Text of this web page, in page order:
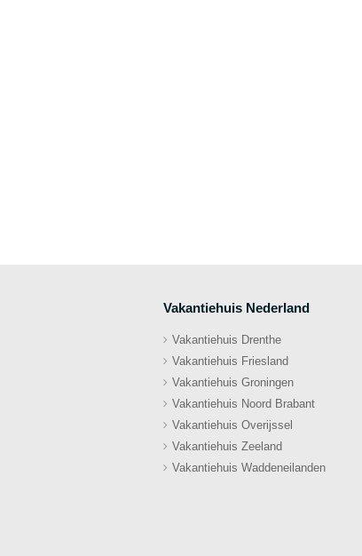
Vakantiehuis Nederland
Vakantiehuis Drenthe
Vakantiehuis Friesland
Vakantiehuis Groningen
Vakantiehuis Noord Brabant
Vakantiehuis Overijssel
Vakantiehuis Zeeland
Vakantiehuis Waddeneilanden